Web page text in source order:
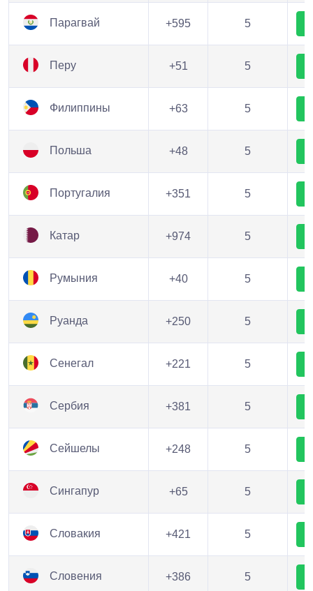
Парагвай +595 5
Перу +51 5
Филиппины +63 5
Польша +48 5
Португалия +351 5
Катар +974 5
Румыния +40 5
Руанда +250 5
Сенегал +221 5
Сербия +381 5
Сейшелы +248 5
Сингапур +65 5
Словакия +421 5
Словения +386 5